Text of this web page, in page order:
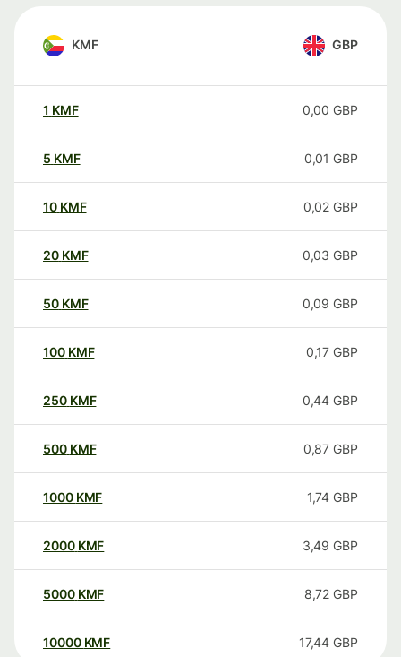
KMF GBP
1 KMF 0,00 GBP
5 KMF 0,01 GBP
10 KMF 0,02 GBP
20 KMF 0,03 GBP
50 KMF 0,09 GBP
100 KMF 0,17 GBP
250 KMF 0,44 GBP
500 KMF 0,87 GBP
1000 KMF 1,74 GBP
2000 KMF 3,49 GBP
5000 KMF 8,72 GBP
10000 KMF 17,44 GBP